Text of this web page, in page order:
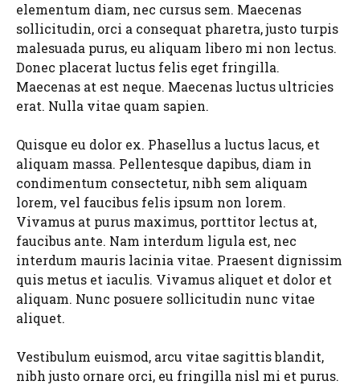
elementum diam, nec cursus sem. Maecenas
sollicitudin, orci a consequat pharetra, justo turpis
malesuada purus, eu aliquam libero mi non lectus.
Donec placerat luctus felis eget fringilla.
Maecenas at est neque. Maecenas luctus ultricies
erat. Nulla vitae quam sapien.
Quisque eu dolor ex. Phasellus a luctus lacus, et
aliquam massa. Pellentesque dapibus, diam in
condimentum consectetur, nibh sem aliquam
lorem, vel faucibus felis ipsum non lorem.
Vivamus at purus maximus, porttitor lectus at,
faucibus ante. Nam interdum ligula est, nec
interdum mauris lacinia vitae. Praesent dignissim
quis metus et iaculis. Vivamus aliquet et dolor et
aliquam. Nunc posuere sollicitudin nunc vitae
aliquet.
Vestibulum euismod, arcu vitae sagittis blandit,
nibh justo ornare orci, eu fringilla nisl mi et purus.